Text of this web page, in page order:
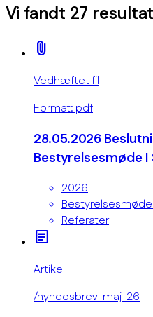
Vi fandt 27
attach_file
Vedhæftet fil
Format: pdf
28.05.2026
Bestyrelsesmøde I
2026
Referater
article
Artikel
/nyhedsbrev-maj-26